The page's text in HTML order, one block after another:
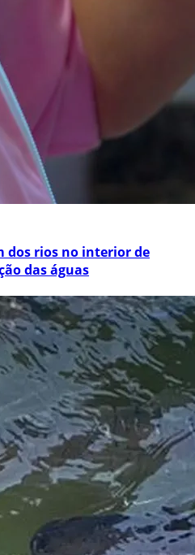
dos rios no interior de
das águas